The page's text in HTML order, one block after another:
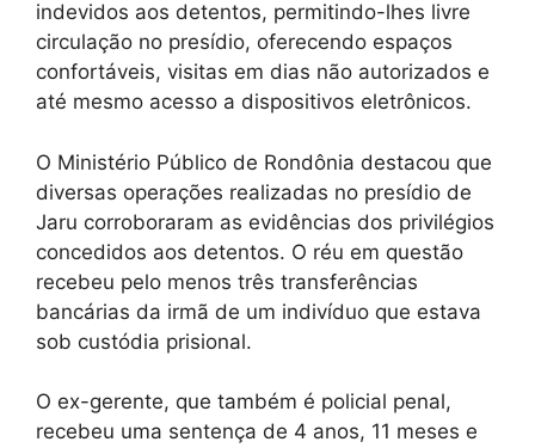
indevidos aos detentos, permitindo-lhes livre
circulação no presídio, oferecendo espaços
confortáveis, visitas em dias não autorizados e
até mesmo acesso a dispositivos eletrônicos.
O Ministério Público de Rondônia destacou que
diversas operações realizadas no presídio de
Jaru corroboraram as evidências dos privilégios
concedidos aos detentos. O réu em questão
recebeu pelo menos três transferências
bancárias da irmã de um indivíduo que estava
sob custódia prisional.
O ex-gerente, que também é policial penal,
recebeu uma sentença de 4 anos, 11 meses e